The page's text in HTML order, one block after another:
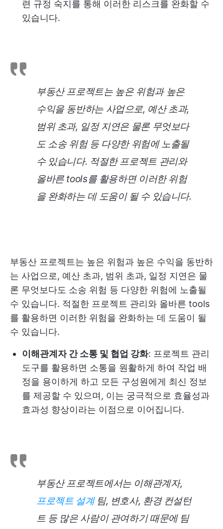
련 규정 숙지를 통해 이러한 리스크를 완화할 수
있습니다.
부동산 프로젝트는 높은 위험과 높은
수익을 동반하는 사업으로, 예산 초과,
범위 초과, 일정 지연은 물론 무엇보다
도 소송 위험 등 다양한 위험에 노출될
수 있습니다. 적절한 프로젝트 관리와
올바른 tools를 활용하면 이러한 위험
을 완화하는 데 도움이 될 수 있습니다.
부동산 프로젝트는 높은 위험과 높은 수익을 동반하
는 사업으로, 예산 초과, 범위 초과, 일정 지연은 물
론 무엇보다도 소송 위험 등 다양한 위험에 노출될
수 있습니다. 적절한 프로젝트 관리와 올바른 tools
를 활용하면 이러한 위험을 완화하는 데 도움이 될
수 있습니다.
이해관계자 간 소통 및 협업 강화: 프로젝트 관리
도구를 활용하면 소통을 원활하게 하여 작업 배
정을 용이하게 하고 모든 구성원에게 최신 정보
를 제공할 수 있으며, 이는 궁극적으로 효율성과
효과성 향상이라는 이점으로 이어집니다.
부동산 프로젝트에서는 이해관계자,
프로젝트 설계팀, 변호사, 환경 컨설턴
트 등 많은 사람이 관여하기 때문에 팀